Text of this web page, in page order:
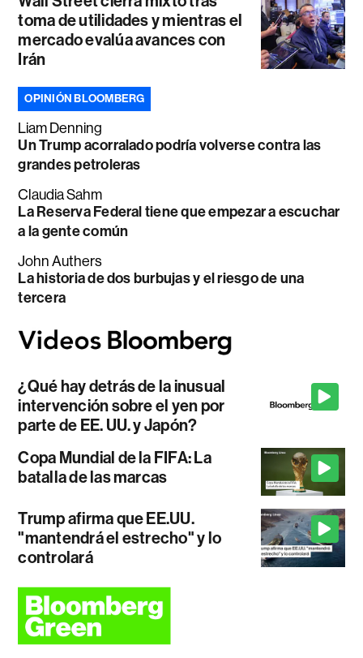
toma de utilidades y mientras el
mercado evalúa avances con
Irán
OPINIÓN BLOOMBERG
Liam Denning
Un Trump acorralado podría volverse contra las
grandes petroleras
Claudia Sahm
La Reserva Federal tiene que empezar a escuchar
a la gente común
John Authers
La historia de dos burbujas y el riesgo de una
tercera
¿Qué hay detrás de la inusual
intervención sobre el yen por
parte de EE. UU. y Japón?
Copa Mundial de la FIFA: La
batalla de las marcas
Trump afirma que EE.UU.
"mantendrá el estrecho" y lo
controlará